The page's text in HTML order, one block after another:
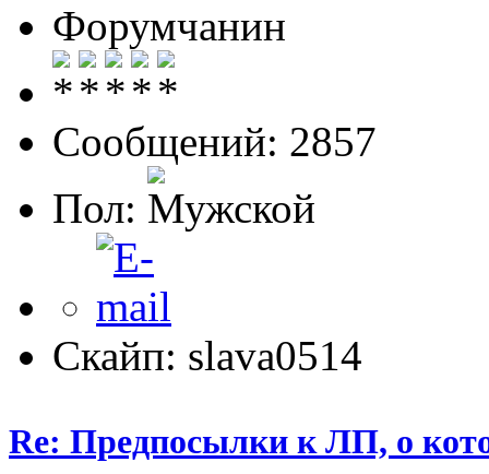
Форумчанин
Сообщений: 2857
Пол:
Скайп: slava0514
Re: Предпосылки к ЛП, о